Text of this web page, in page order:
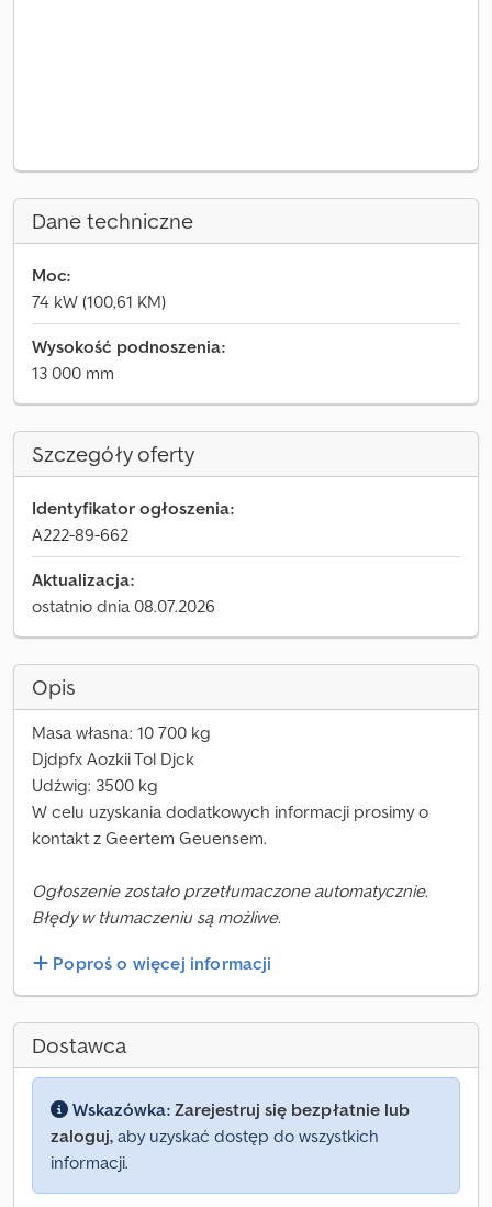
Dane techniczne
Moc:
74 kW (100,61 KM)
Wysokość podnoszenia:
13 000 mm
Szczegóły oferty
Identyfikator ogłoszenia:
A222-89-662
Aktualizacja:
ostatnio dnia 08.07.2026
Opis
Masa własna: 10 700 kg
Djdpfx Aozkii Tol Djck
Udźwig: 3500 kg
W celu uzyskania dodatkowych informacji prosimy o
kontakt z Geertem Geuensem.
Ogłoszenie zostało przetłumaczone automatycznie.
Błędy w tłumaczeniu są możliwe.
Poproś o więcej informacji
Dostawca
Wskazówka: Zarejestruj się bezpłatnie lub
zaloguj, aby uzyskać dostęp do wszystkich
informacji.